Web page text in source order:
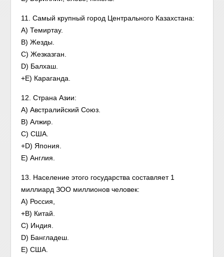
11. Самый крупный город Центрального Казахстана:
A) Темиртау.
B) Жезды.
C) Жезказган.
D) Балхаш.
+E) Караганда.
12. Страна Азии:
A) Австралийский Союз.
B) Алжир.
C) США.
+D) Япония.
E) Англия.
13. Население этого государства составляет 1
миллиард ЗОО миллионов человек:
А) Россия,
+B) Китай.
С) Индия.
D) Бангладеш.
Е) США.